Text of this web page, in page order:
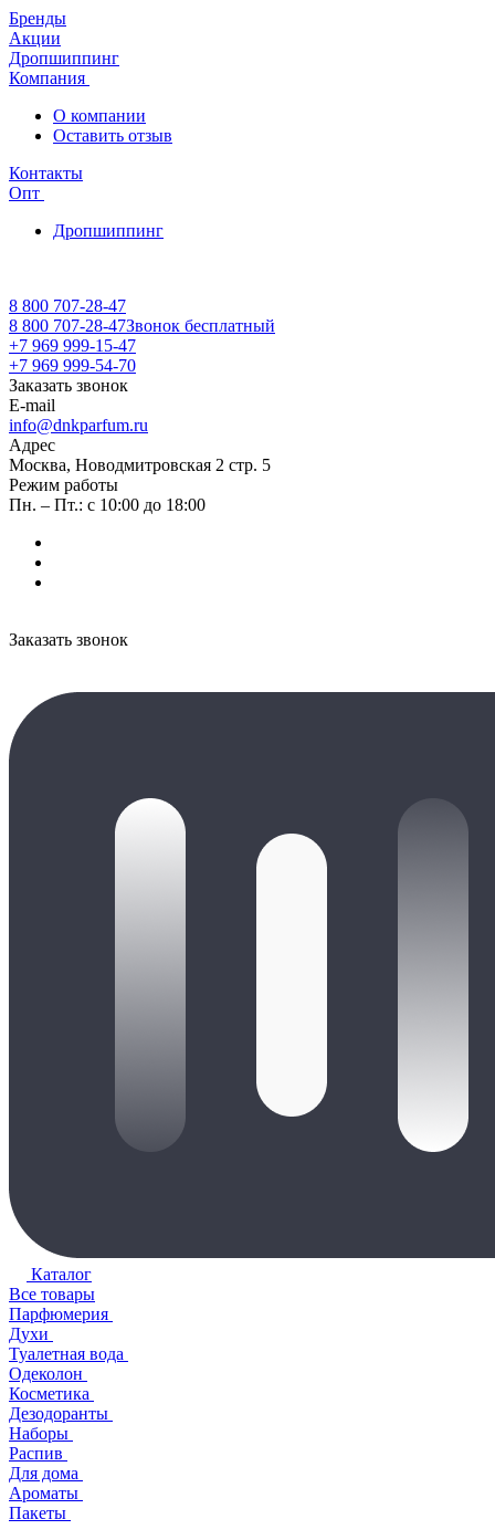
Бренды
Акции
Дропшиппинг
Компания
О компании
Оставить отзыв
Контакты
Опт
Дропшиппинг
8 800 707-28-47
8 800 707-28-47Звонок бесплатный
+7 969 999-15-47
+7 969 999-54-70
Заказать звонок
E-mail
info@dnkparfum.ru
Адрес
Москва, Новодмитровская 2 стр. 5
Режим работы
Пн. – Пт.: с 10:00 до 18:00
Заказать звонок
Каталог
Все товары
Парфюмерия
Духи
Туалетная вода
Одеколон
Косметика
Дезодоранты
Наборы
Распив
Для дома
Ароматы
Пакеты